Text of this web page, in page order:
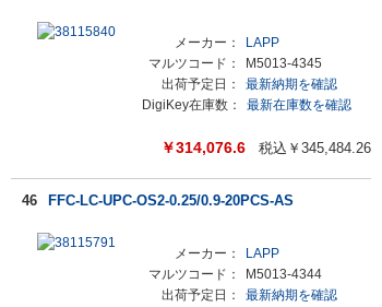
メーカー：
LAPP
マルツコード：
M5013-4345
出荷予定日：
最新納期を確認
DigiKey在庫数：
最新在庫数を確認
￥314,076.6 税込￥ 345,484.26
46 FFC-LC-UPC-OS2-0.25/0.9-20PCS-AS
メーカー：
LAPP
マルツコード：
M5013-4344
出荷予定日：
最新納期を確認